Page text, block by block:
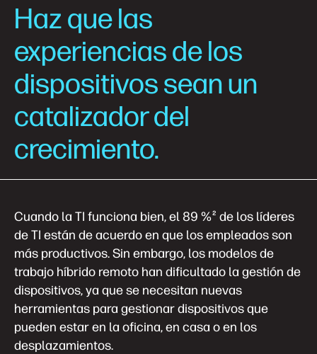
Haz que las
experiencias de los
dispositivos sean un
catalizador del
crecimiento.
Cuando la TI funciona bien, el 89 %2 de los líderes
de TI están de acuerdo en que los empleados son
más productivos. Sin embargo, los modelos de
trabajo híbrido remoto han dificultado la gestión de
dispositivos, ya que se necesitan nuevas
herramientas para gestionar dispositivos que
pueden estar en la oficina, en casa o en los
desplazamientos.